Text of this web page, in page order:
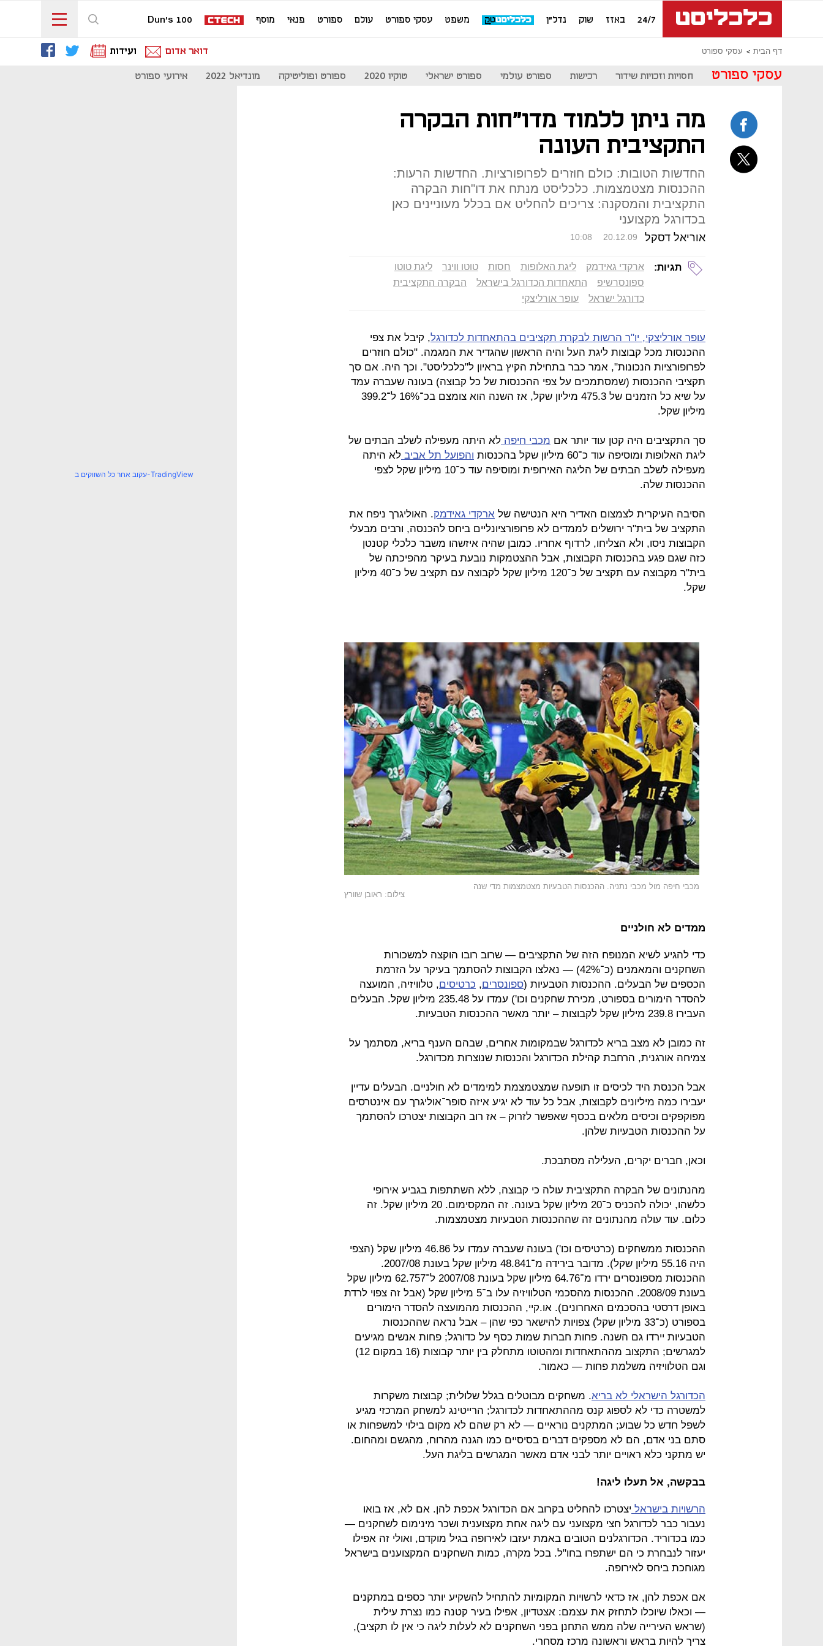
24/7 באזז שוק נדל"ן משפט עסקי ספורט עולם ספורט פנאי מוסף Dun's 100
דף הבית עסקי ספורט דואר אדום ועידות
עסקי ספורט חסויות וזכויות שידור רכישות ספורט עולמי ספורט ישראלי טוקיו 2020 ספורט ופוליטיקה מונדיאל 2022 אירועי ספורט
מה ניתן ללמוד מדו"חות הבקרה
התקציבית העונה
החדשות הטובות: כולם חוזרים לפרופורציות. החדשות הרעות:
ההכנסות מצטמצמות. כלכליסט מנתח את דו"חות הבקרה
התקציבית והמסקנה: צריכים להחליט אם בכלל מעוניינים כאן
בכדורגל מקצועני
אוריאל דסקל 10:08 20.12.09
תגיות: ארקדי גאידמק ליגת האלופות חסות טוטו ווינר
ליגת טוטו
ספונסרשיפ
התאחדות הכדורגל בישראל
הבקרה התקציבית
כדורגל ישראל
עופר אורליצקי
עופר אורליצקי, יו"ר הרשות לבקרת תקציבים בהתאחדות לכדורגל, קיבל את צפי
ההכנסות מכל קבוצות ליגת העל והיה הראשון שהגדיר את המגמה. "כולם חוזרים
לפרופורציות הנכונות", אמר כבר בתחילת הקיץ בראיון ל"כלכליסט". וכך היה. אם סך
תקציבי ההכנסות (שמסתמכים על צפי ההכנסות של כל קבוצה) בעונה שעברה עמד
על שיא כל הזמנים של 475.3 מיליון שקל, אז השנה הוא צומצם בכ־16% ל־399.2
מיליון שקל.
סך התקציבים היה קטן עוד יותר אם מכבי חיפה לא היתה מעפילה לשלב הבתים של
ליגת האלופות ומוסיפה עוד כ־60 מיליון שקל בהכנסות
והפועל תל אביב לא היתה
מעפילה לשלב הבתים של הליגה האירופית ומוסיפה עוד כ־10 מיליון שקל לצפי
ההכנסות שלה.
הסיבה העיקרית לצמצום האדיר היא הנטישה של ארקדי גאידמק. האוליגרך ניפח את
התקציב של בית"ר ירושלים לממדים לא פרופורציונליים ביחס להכנסה, ורבים מבעלי
הקבוצות ניסו, ולא הצליחו, לרדוף אחריו. כמובן שהיה איזשהו משבר כלכלי קטנטן
כזה שגם פגע בהכנסות הקבוצות, אבל ההצטמקות נובעת בעיקר מהפיכתה של
בית"ר מקבוצה עם תקציב של כ־120 מיליון שקל לקבוצה עם תקציב של כ־40 מיליון
שקל.
מכבי חיפה מול מכבי נתניה. ההכנסות הטבעיות מצטמצמות מדי שנה
צילום: ראובן שוורץ
ממדים לא חולניים
כדי להגיע לשיא המנופח הזה של התקציבים — שרוב רובו הוקצה למשכורות
השחקנים והמאמנים (כ־42%) — נאלצו הקבוצות להסתמך בעיקר על הזרמת
הכספים של הבעלים. ההכנסות הטבעיות (ספונסרים, כרטיסים, טלוויזיה, המועצה
להסדר הימורים בספורט, מכירת שחקנים וכו') עמדו על 235.48 מיליון שקל. הבעלים
העבירו 239.8 מיליון שקל לקבוצות – יותר מאשר ההכנסות הטבעיות.
זה כמובן לא מצב בריא לכדורגל שבמקומות אחרים, שבהם הענף בריא, מסתמך על
צמיחה אורגנית, הרחבת קהילת הכדורגל והכנסות שנוצרות מכדורגל.
אבל הכנסת היד לכיסים זו תופעה שמצטמצמת למימדים לא חולניים. הבעלים עדיין
יעבירו כמה מיליונים לקבוצות, אבל כל עוד לא יגיע איזה סופר־אוליגרך עם אינטרסים
מפוקפקים וכיסים מלאים בכסף שאפשר לזרוק – אז רוב הקבוצות יצטרכו להסתמך
על ההכנסות הטבעיות שלהן.
וכאן, חברים יקרים, העלילה מסתבכת.
מהנתונים של הבקרה התקציבית עולה כי קבוצה, ללא השתתפות בגביע אירופי
כלשהו, יכולה להכניס כ־20 מיליון שקל בעונה. זה המקסימום. 20 מיליון שקל. זה
כלום. עוד עולה מהנתונים זה שההכנסות הטבעיות מצטמצמות.
ההכנסות ממשחקים (כרטיסים וכו') בעונה שעברה עמדו על 46.86 מיליון שקל (הצפי
היה 55.16 מיליון שקל). מדובר בירידה מ־48.841 מיליון שקל בעונת 2007/08.
ההכנסות מספונסרים ירדו מ־64.76 מיליון שקל בעונת 2007/08 ל־62.757 מיליון שקל
בעונת 2008/09. ההכנסות מהסכמי הטלוויזיה עלו ב־5 מיליון שקל (אבל זה צפוי לרדת
באופן דרסטי בהסכמים האחרונים). או.קיי, ההכנסות מהמועצה להסדר הימורים
בספורט (כ־33 מיליון שקל) צפויות להישאר כפי שהן – אבל נראה שההכנסות
הטבעיות יירדו גם השנה. פחות חברות שמות כסף על כדורגל; פחות אנשים מגיעים
למגרשים; התקצוב מההתאחדות ומהטוטו מתחלק בין יותר קבוצות (16 במקום 12)
וגם הטלוויזיה משלמת פחות — כאמור.
הכדורגל הישראלי לא בריא. משחקים מבוטלים בגלל שלולית; קבוצות משקרות
למשטרה כדי לא לספוג קנס מההתאחדות לכדורגל; הרייטינג למשחק המרכזי מגיע
לשפל חדש כל שבוע; המתקנים נוראיים — לא רק שהם לא מקום בילוי למשפחות או
סתם בני אדם, הם לא מספקים דברים בסיסיים כמו הגנה מהרוח, מהגשם ומהחום.
יש מתקני כלא ראויים יותר לבני אדם מאשר המגרשים בליגת העל.
בבקשה, אל תעלו ליגה!
הרשויות בישראל יצטרכו להחליט בקרוב אם הכדורגל אכפת להן. אם לא, אז בואו
נעבור כבר לכדורגל חצי מקצועני עם ליגה אחת מקצוענית ושכר מינימום לשחקנים —
כמו בכדוריד. הכדורגלנים הטובים באמת יעזבו לאירופה בגיל מוקדם, ואולי זה אפילו
יעזור לנבחרת כי הם ישתפרו בחו"ל. בכל מקרה, כמות השחקנים המקצוענים בישראל
מגוחכת ביחס לאירופה.
אם אכפת להן, אז כדאי לרשויות המקומיות להתחיל להשקיע יותר כספים במתקנים
— וכאלו שיוכלו לתחזק את עצמם: אצטדיון, אפילו בעיר קטנה כמו נצרת עילית
(שראש העירייה שלה ממש התחנן בפני השחקנים לא לעלות ליגה כי אין לו תקציב),
צריך להיות בראש וראשונה מרכז מסחרי.
עקוב אחר כל השווקים ב-TradingView